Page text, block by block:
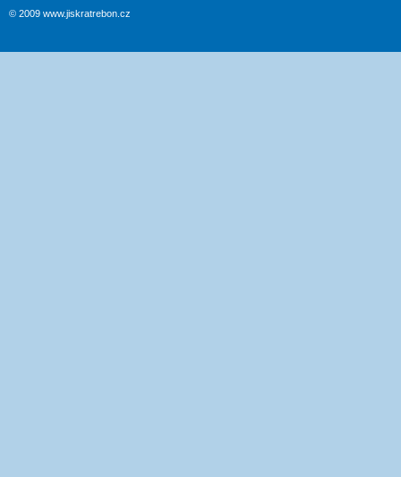
© 2009 www.jiskratrebon.cz